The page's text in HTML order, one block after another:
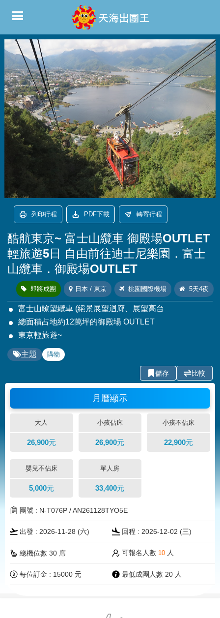
列印行程 PDF下載 轉寄行程
酷航東京~ 富士山纜車 御殿場OUTLET
輕旅遊5日 自由前往迪士尼樂園．富士
山纜車．御殿場OUTLET
即將成團 日本 / 東京 桃園國際機場 5天4夜
富士山瞭望纜車 (絕景展望迴廊、展望高台
總面積占地約12萬坪的御殿場 OUTLET
東京輕旅遊~
主題 購物
儲存 比較
月曆顯示
大人 小孩佔床 小孩不佔床
26,900元 26,900元 22,900元
嬰兒不佔床 單人房
5,000元 33,400元
團號 : N-T076P / AN261128TYO5E
出發 : 2026-11-28 (六) 回程 : 2026-12-02 (三)
總機位數 30 席 可報名人數 10 人
每位訂金 : 15000 元 最低成團人數 20 人